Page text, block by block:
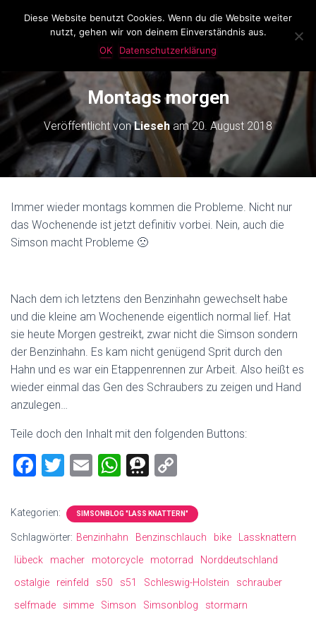
LassKnattern
N
G
A
T
C
Montags morgen
Veröffentlicht vonLieseham20. August 2018
Immer wieder montags kommen die Probleme. Nicht nur
das Wochenende ist jetzt definitiv vorbei. Nein, auch die
Simson macht Probleme 🙁
Nach dem ich letztens den Benzinhahn gewechselt habe
und die kleine am Wochenende eigentlich normal lief. Hat
sie heute Morgen gestreikt, zwar nicht die Simson sondern
der Benzinhahn. Es kam nicht genügend Sprit durch den
Hahn und es war ein Etappenrennen zur Arbeit. Also heißt es
wieder einmal das Gen des Schraubers zu zeigen und Hand
anzulegen…
Teile doch den Inhalt mit den folgenden Buttons:
F
ce
b
o
ok
T
tt
er
E
ai
l
W
at
s
A
p
p
T
ee
m
a
p
y
Li
nk
Kategorien: SIMSONBLOG "LASS KNATTERN"
Schlagwörter: Benzinhahn Benzinschlauch bike
Lassknattern
lübeck
macher motorcycle motorrad
Norddeutschland
ostalgie
reinfeld s50 s51 Schleswig-Holstein
schrauber
selfmade
simme Simson Simsonblog stormarn
Diese Website benutzt Cookies. Wenn du die Website weiter
nutzt, gehen wir von deinem Einverständnis aus.
OK
Datenschutzerklärung